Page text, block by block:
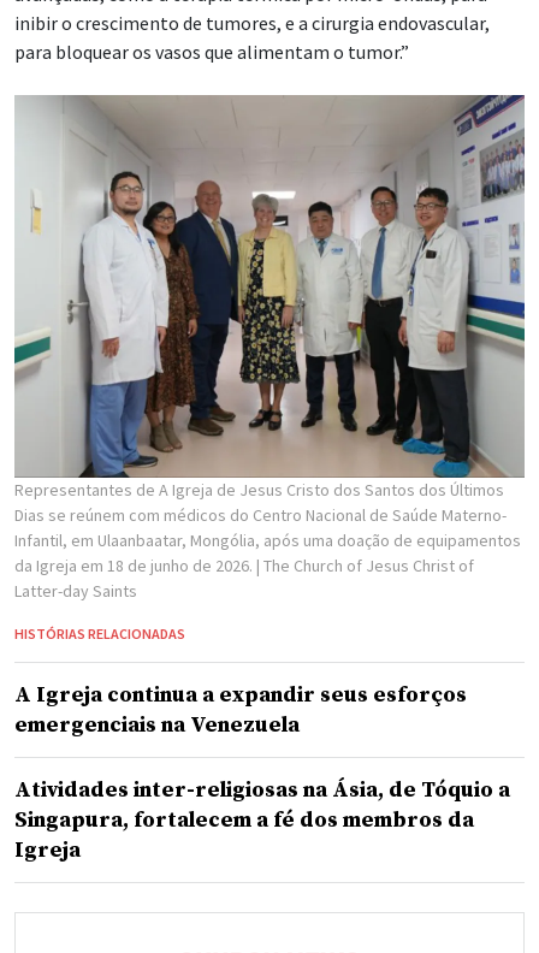
inibir o crescimento de tumores, e a cirurgia endovascular,
para bloquear os vasos que alimentam o tumor.”
Representantes de A Igreja de Jesus Cristo dos Santos dos Últimos
Dias se reúnem com médicos do Centro Nacional de Saúde Materno-
Infantil, em Ulaanbaatar, Mongólia, após uma doação de equipamentos
da Igreja em 18 de junho de 2026. | The Church of Jesus Christ of
Latter-day Saints
HISTÓRIAS RELACIONADAS
A Igreja continua a expandir seus esforços
emergenciais na Venezuela
Atividades inter-religiosas na Ásia, de Tóquio a
Singapura, fortalecem a fé dos membros da
Igreja